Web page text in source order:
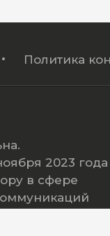
Политика
2023 года
в сфере